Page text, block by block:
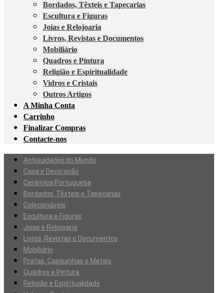
Bordados, Têxteis e Tapeçarias
Escultura e Figuras
Joias e Relojoaria
Livros, Revistas e Documentos
Mobiliário
Quadros e Pintura
Religião e Espiritualidade
Vidros e Cristais
Outros Artigos
A Minha Conta
Carrinho
Finalizar Compras
Contacte-nos
Antiguidades do Mundo
Casa e Decoração
Cerâmica Portuguesa
Bordados, Têxteis e Tapeçarias
Colecionáveis
Escultura e Figuras
Joias e Relojoaria
Livros, Revistas e Documentos
Mobiliário
Pratas, Casquinhas e Metais
Quadros e Pintura
Religião e Espiritualidade